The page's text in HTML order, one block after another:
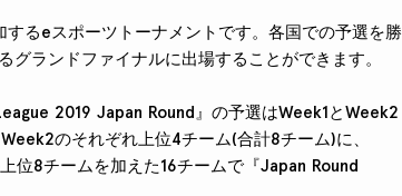
るeスポーツトーナメントです。各国での予選を勝
ランドファイナルに出場することができます。
2019 Japan Round』の予選はWeek1とWeek2
のそれぞれ上位4チーム(合計8チーム)に、
上位8チームを加えた16チームで『Japan Round